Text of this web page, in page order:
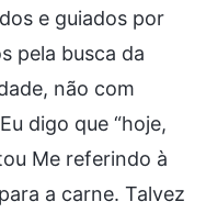
e guiados por
pela busca da
não com
digo que “hoje,
Me referindo à
a carne. Talvez